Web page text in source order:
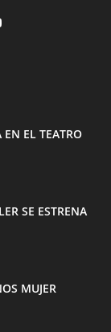
EN EL TEATRO
SE ESTRENA
MUJER